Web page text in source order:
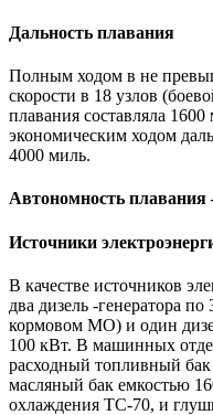
Дальность плавания
Полным ходом в не
скорости в 18 узлов
плавания составляла
экономическим ходом
4000 миль.
Автономность плавания
Источники
В качестве источников
два дизель -генератора
кормовом МО) и один
100 кВт. В машинных
расходный топливный
масляный бак емкостью
охлаждения ТС-70, и